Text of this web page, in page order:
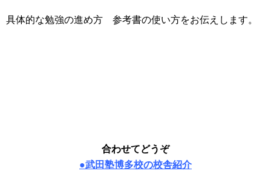
具体的な勉強の進め方 参考書の使い方をお伝えします。
合わせてどうぞ
●武田塾博多校の校舎紹介